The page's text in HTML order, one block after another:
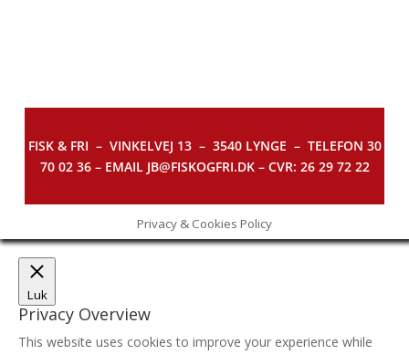
FISK & FRI – VINKELVEJ 13 – 3540 LYNGE – TELEFON 30
70 02 36 – EMAIL JB@FISKOGFRI.DK – CVR: 26 29 72 22
Privacy & Cookies Policy
Luk
Privacy Overview
This website uses cookies to improve your experience while